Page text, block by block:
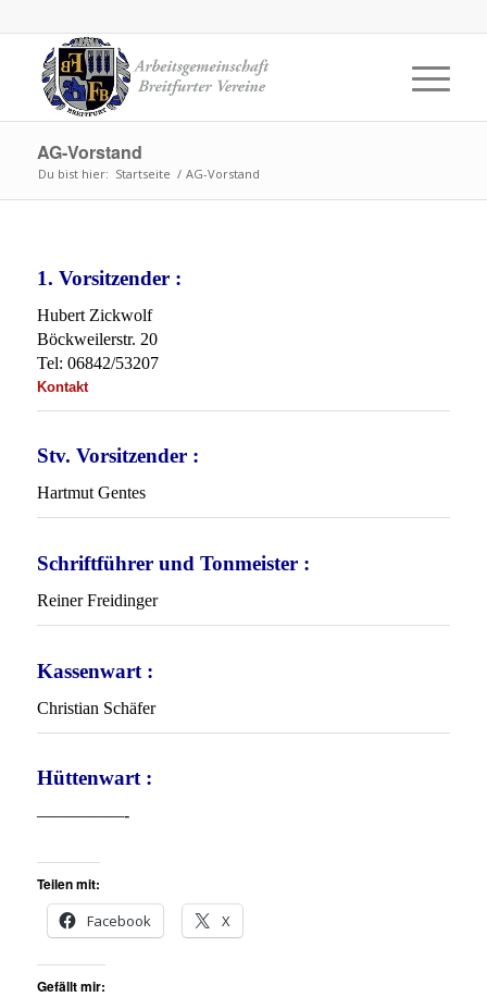
AG-Vorstand
Du bist hier: Startseite / AG-Vorstand
1. Vorsitzender :
Hubert Zickwolf
Böckweilerstr. 20
Tel: 06842/53207
Kontakt
Stv. Vorsitzender :
Hartmut Gentes
Schriftführer und Tonmeister :
Reiner Freidinger
Kassenwart :
Christian Schäfer
Hüttenwart :
—————-
Teilen mit:
Facebook
X
Gefällt mir: